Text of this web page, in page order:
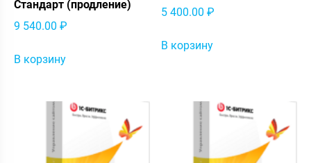
Стандарт (продление)
9 540.00 ₽
В корзину
5 400.00₽
В корзину